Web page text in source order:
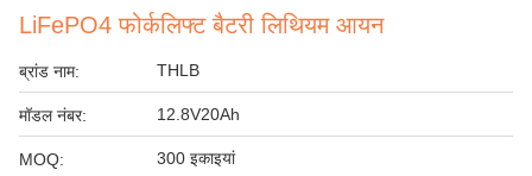
LiFePO4 फोर्कलिफ्ट बैटरी लिथियम आयन
ब्रांड नाम: THLB
मॉडल नंबर: 12.8V20Ah
MOQ: 300 इकाइयां